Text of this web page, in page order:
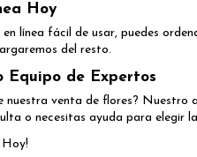
Hoy
línea fácil de usar, puedes
del resto.
Equipo de Expertos
nuestra venta de flores?
o necesitas ayuda para elegir